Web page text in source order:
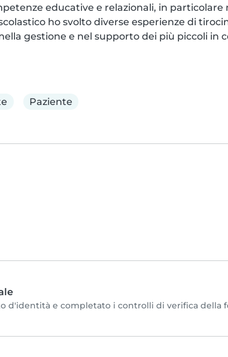
educative e relazionali, in particolare
ho svolto diverse esperienze di
gestione e nel supporto dei più piccoli in
Paziente
d'identità e completato i controlli di verifica della